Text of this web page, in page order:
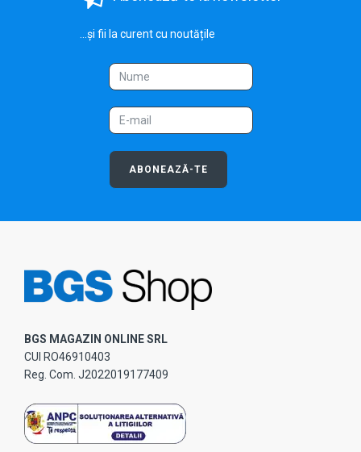
...și fii la curent cu noutățile
ABONEAZĂ-TE
BGS MAGAZIN ONLINE SRL
CUI RO46910403
Reg. Com. J2022019177409